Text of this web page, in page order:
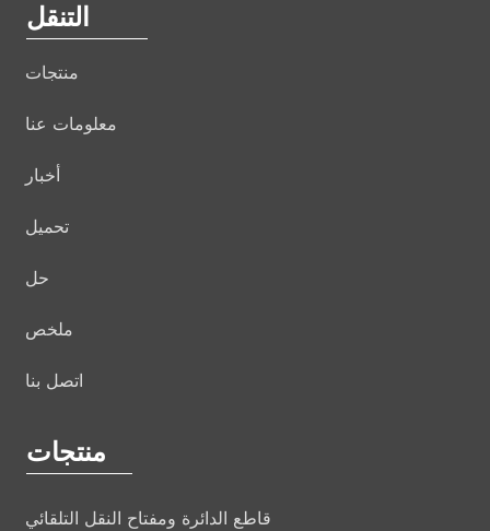
التنقل
منتجات
معلومات عنا
أخبار
تحميل
حل
ملخص
اتصل بنا
منتجات
قاطع الدائرة ومفتاح النقل التلقائي